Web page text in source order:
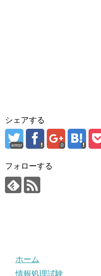
シェアする
error 0
フォローする
ホーム
情報処理試験